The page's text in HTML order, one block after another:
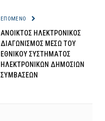
ΕΠΌΜΕΝΟ
ΑΝΟΙΚΤΟΣ ΗΛΕΚΤΡΟΝΙΚΟΣ
ΔΙΑΓΩΝΙΣΜΟΣ ΜΕΣΩ ΤΟΥ
ΕΘΝΙΚΟΥ ΣΥΣΤΗΜΑΤΟΣ
ΗΛΕΚΤΡΟΝΙΚΩΝ ΔΗΜΟΣΙΩΝ
ΣΥΜΒΑΣΕΩΝ